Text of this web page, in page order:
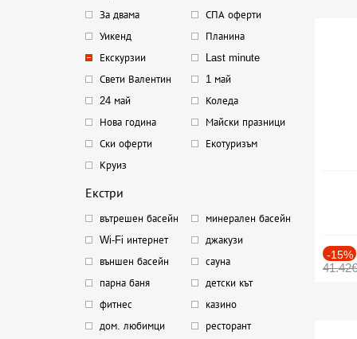
За двама
СПА оферти
Уикенд
Планина
Екскурзии
Last minute
Свети Валентин
1 май
24 май
Коледа
Нова година
Майски празници
Ски оферти
Екотуризъм
Круиз
Екстри
вътрешен басейн
минерален басейн
Wi-Fi интернет
джакузи
външен басейн
сауна
парна баня
детски кът
фитнес
казино
дом. любимци
ресторант
-15%
41.42€